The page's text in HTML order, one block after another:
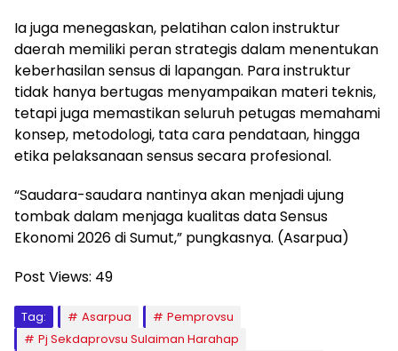
Ia juga menegaskan, pelatihan calon instruktur
daerah memiliki peran strategis dalam menentukan
keberhasilan sensus di lapangan. Para instruktur
tidak hanya bertugas menyampaikan materi teknis,
tetapi juga memastikan seluruh petugas memahami
konsep, metodologi, tata cara pendataan, hingga
etika pelaksanaan sensus secara profesional.
“Saudara-saudara nantinya akan menjadi ujung
tombak dalam menjaga kualitas data Sensus
Ekonomi 2026 di Sumut,” pungkasnya. (Asarpua)
Post Views: 49
Tag: Asarpua
Pemprovsu
Pj Sekdaprovsu Sulaiman Harahap